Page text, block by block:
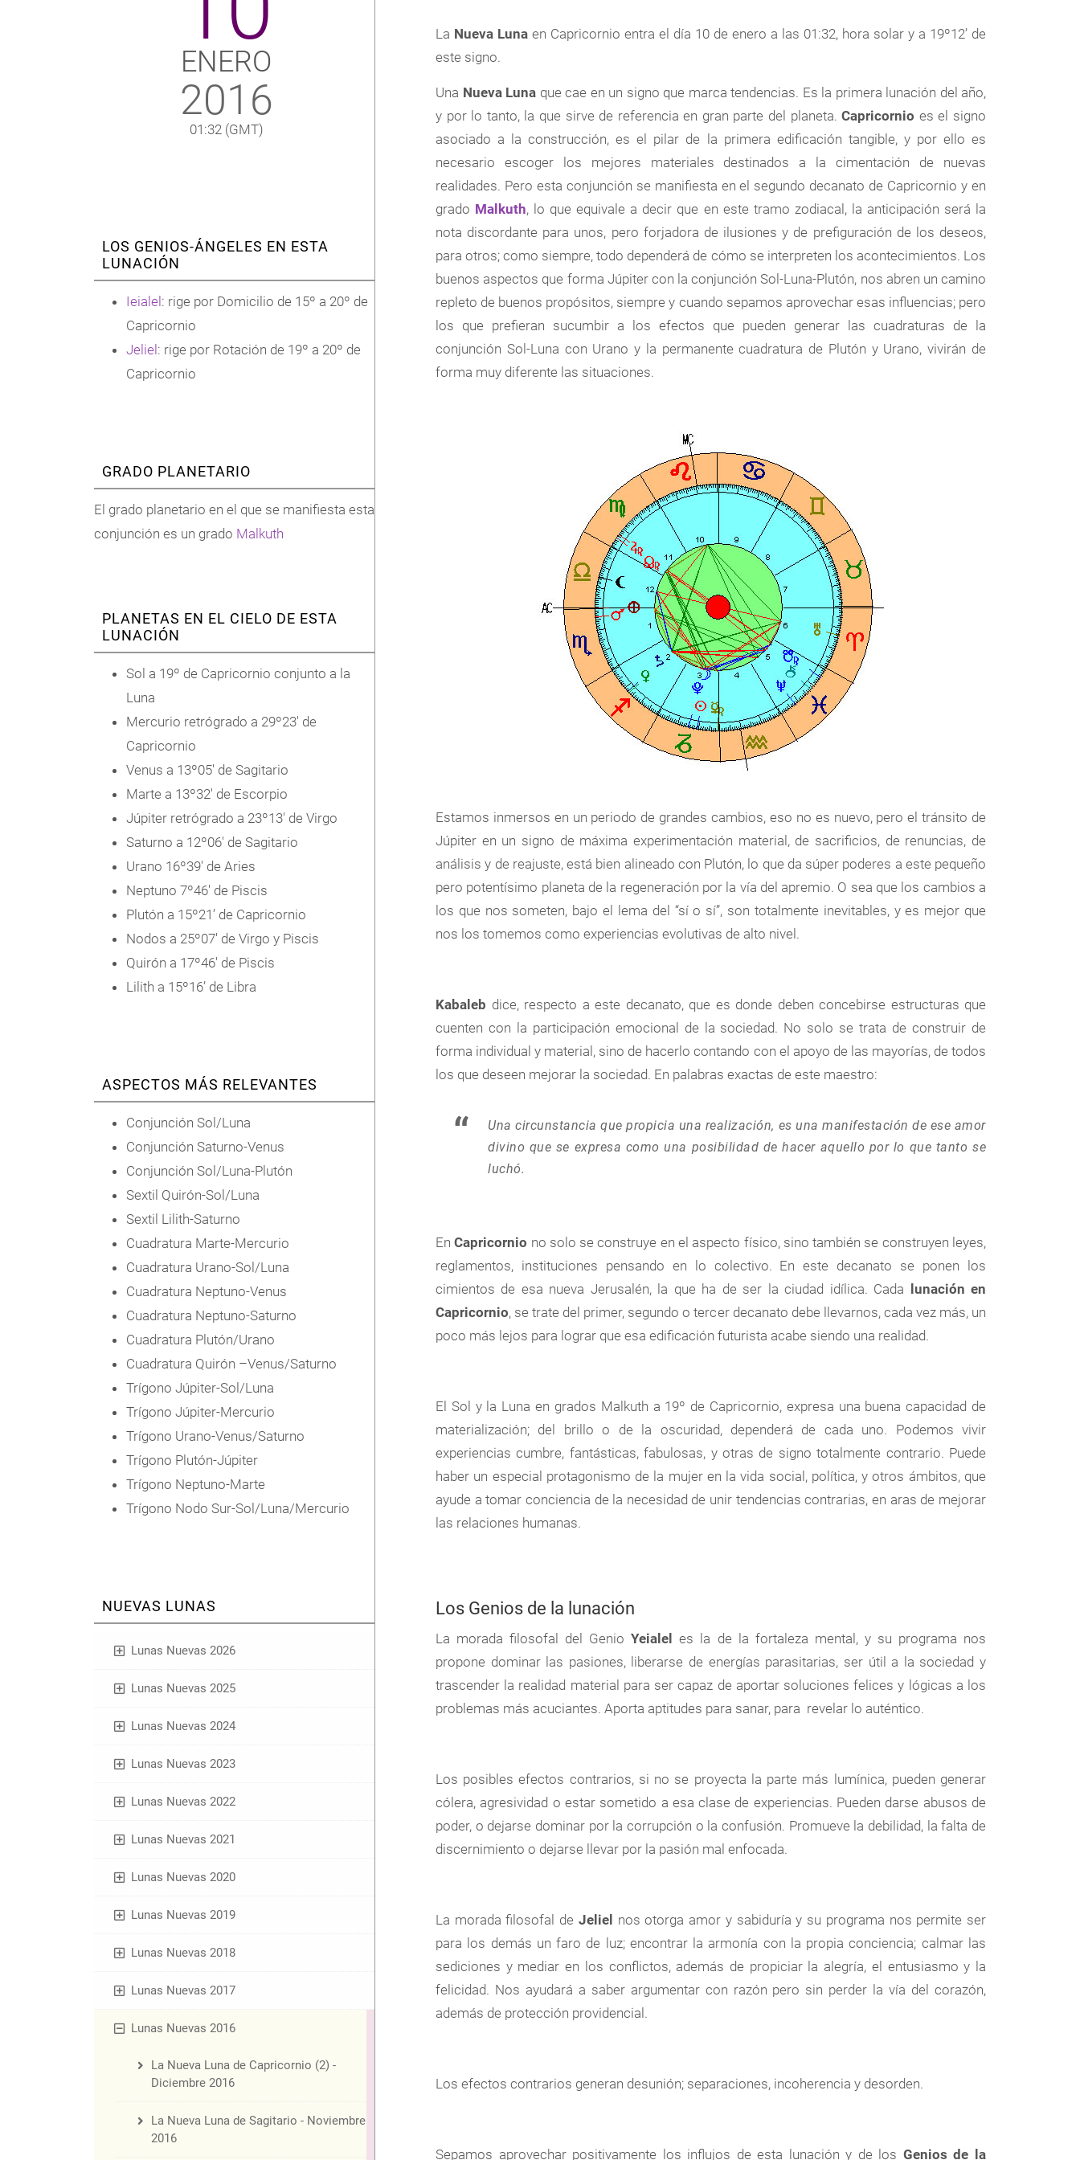
La Nueva Luna en Capricornio entra el día 10 de enero a las 01:32, hora solar y a 19º12’ de
este signo.
Una Nueva Luna que cae en un signo que marca tendencias. Es la primera lunación del año,
y por lo tanto, la que sirve de referencia en gran parte del planeta.Capricornio es el signo
asociado a la construcción, es el pilar de la primera edificación tangible, y por ello es
necesario escoger los mejores materiales destinados a la cimentación de nuevas
realidades. Pero esta conjunción se manifiesta en el segundo decanato de Capricornio y en
grado Malkuth, lo que equivale a decir que en este tramo zodiacal, la anticipación será la
nota discordante para unos, pero forjadora de ilusiones y de prefiguración de los deseos,
para otros; como siempre, todo dependerá de cómo se interpreten los acontecimientos. Los
buenos aspectos que forma Júpiter con la conjunción Sol-Luna-Plutón, nos abren un camino
repleto de buenos propósitos, siempre y cuando sepamos aprovechar esas influencias; pero
los que prefieran sucumbir a los efectos que pueden generar las cuadraturas de la
conjunción Sol-Luna con Urano y la permanente cuadratura de Plutón y Urano, vivirán de
forma muy diferente las situaciones.
Estamos inmersos en un periodo de grandes cambios, eso no es nuevo, pero el tránsito de
Júpiter en un signo de máxima experimentación material, de sacrificios, de renuncias, de
análisis y de reajuste, está bien alineado con Plutón, lo que da súper poderes a este pequeño
pero potentísimo planeta de la regeneración por la vía del apremio. O sea que los cambios a
los que nos someten, bajo el lema del “sí o sí”, son totalmente inevitables, y es mejor que
nos los tomemos como experiencias evolutivas de alto nivel.
Kabaleb dice, respecto a este decanato, que es donde deben concebirse estructuras que
cuenten con la participación emocional de la sociedad. No solo se trata de construir de
forma individual y material, sino de hacerlo contando con el apoyo de las mayorías, de todos
los que deseen mejorar la sociedad. En palabras exactas de este maestro:
Una circunstancia que propicia una realización, es una manifestación de ese amor
divino que se expresa como una posibilidad de hacer aquello por lo que tanto se
luchó.
EnCapricornio no solo se construye en el aspecto físico, sino también se construyen leyes,
reglamentos, instituciones pensando en lo colectivo. En este decanato se ponen los
cimientos de esa nueva Jerusalén, la que ha de ser la ciudad idílica. Cada lunación en
Capricornio, se trate del primer, segundo o tercer decanato debe llevarnos, cada vez más, un
poco más lejos para lograr que esa edificación futurista acabe siendo una realidad.
El Sol y la Luna en grados Malkuth a 19º de Capricornio, expresa una buena capacidad de
materialización; del brillo o de la oscuridad, dependerá de cada uno. Podemos vivir
experiencias cumbre, fantásticas, fabulosas, y otras de signo totalmente contrario. Puede
haber un especial protagonismo de la mujer en la vida social, política, y otros ámbitos, que
ayude a tomar conciencia de la necesidad de unir tendencias contrarias, en aras de mejorar
las relaciones humanas.
Los Genios de la lunación
La morada filosofal del GenioYeialel es la de la fortaleza mental, y su programa nos
propone dominar las pasiones, liberarse de energías parasitarias, ser útil a la sociedad y
trascender la realidad material para ser capaz de aportar soluciones felices y lógicas a los
problemas más acuciantes. Aporta aptitudes para sanar, para revelar lo auténtico.
Los posibles efectos contrarios, si no se proyecta la parte más lumínica, pueden generar
cólera, agresividad o estar sometido a esa clase de experiencias. Pueden darse abusos de
poder, o dejarse dominar por la corrupción o la confusión. Promueve la debilidad, la falta de
discernimiento o dejarse llevar por la pasión mal enfocada.
La morada filosofal de Jeliel nos otorga amor y sabiduría y su programa nos permite ser
para los demás un faro de luz; encontrar la armonía con la propia conciencia; calmar las
sediciones y mediar en los conflictos, además de propiciar la alegría, el entusiasmo y la
felicidad. Nos ayudará a saber argumentar con razón pero sin perder la vía del corazón,
además de protección providencial.
Los efectos contrarios generan desunión; separaciones, incoherencia y desorden.
Sepamos aprovechar positivamente los influjos de esta lunación y de los Genios de la
ENERO
2016
01:32 (GMT)
LOS GENIOS-ÁNGELES EN ESTA
LUNACIÓN
Ieialel : rige por Domicilio de 15º a 20º de
Capricornio
Jeliel : rige por Rotación de 19º a 20º de
Capricornio
GRADO PLANETARIO
El grado planetario en el que se manifiesta esta
conjunción es un grado Malkuth
PLANETAS EN EL CIELO DE ESTA
LUNACIÓN
Sol a 19º de Capricornio conjunto a la
Luna
Mercurio retrógrado a 29º23' de
Capricornio
Venus a 13º05' de Sagitario
Marte a 13º32' de Escorpio
Júpiter retrógrado a 23º13' de Virgo
Saturno a 12º06' de Sagitario
Urano 16º39' de Aries
Neptuno 7º46' de Piscis
Plutón a 15º21’ de Capricornio
Nodos a 25º07' de Virgo y Piscis
Quirón a 17º46' de Piscis
Lilith a 15º16’ de Libra
ASPECTOS MÁS RELEVANTES
Conjunción Sol/Luna
Conjunción Saturno-Venus
Conjunción Sol/Luna-Plutón
Sextil Quirón-Sol/Luna
Sextil Lilith-Saturno
Cuadratura Marte-Mercurio
Cuadratura Urano-Sol/Luna
Cuadratura Neptuno-Venus
Cuadratura Neptuno-Saturno
Cuadratura Plutón/Urano
Cuadratura Quirón –Venus/Saturno
Trígono Júpiter-Sol/Luna
Trígono Júpiter-Mercurio
Trígono Urano-Venus/Saturno
Trígono Plutón-Júpiter
Trígono Neptuno-Marte
Trígono Nodo Sur-Sol/Luna/Mercurio
NUEVAS LUNAS
Lunas Nuevas 2026
Lunas Nuevas 2025
Lunas Nuevas 2024
Lunas Nuevas 2023
Lunas Nuevas 2022
Lunas Nuevas 2021
Lunas Nuevas 2020
Lunas Nuevas 2019
Lunas Nuevas 2018
Lunas Nuevas 2017
Lunas Nuevas 2016
La Nueva Luna de Capricornio (2) -
Diciembre 2016
La Nueva Luna de Sagitario - Noviembre
2016